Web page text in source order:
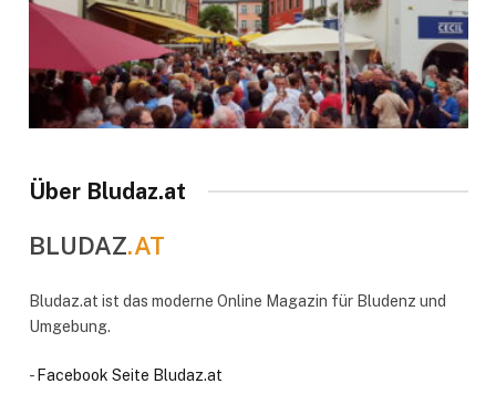
Über Bludaz.at
BLUDAZ.AT
Bludaz.at ist das moderne Online Magazin für Bludenz und
Umgebung.
- Facebook Seite Bludaz.at